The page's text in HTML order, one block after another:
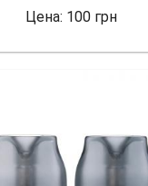
Цена: 100 грн